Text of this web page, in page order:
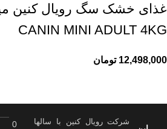
CANIN MINI ADULT 4KG
12,498,000 تومان
شرکت رویال کنین با سالها
0